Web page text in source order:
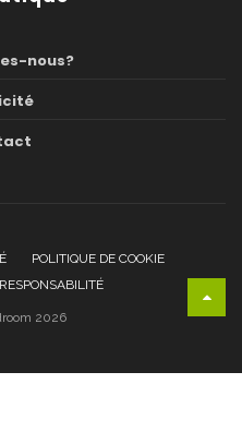
nous?
POLITIQUE DE COOKIE
2026